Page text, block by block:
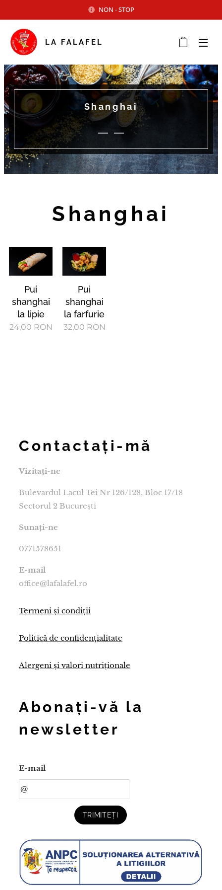
NON - STOP
LA FALAFEL
Shanghai
Shanghai
Pui
shanghai
la lipie
24,00 RON
Pui
shanghai
la farfurie
32,00 RON
Contactați-mă
Vizitați-ne
Bulevardul Lacul Tei Nr 126/128, Bloc 17/18
Sectorul 2 București
Sunați-ne
0771578651
E-mail
office@lafalafel.ro
Termeni și condiții
Politică de confidențialitate
Alergeni și valori nutriționale
Abonați-vă la
newsletter
E-mail
TRIMITEȚI